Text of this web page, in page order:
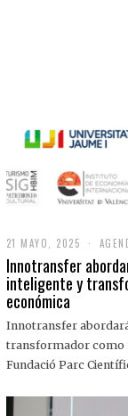
21 MAYO, 2025
M
A
Y
,
0
2
Innotransfer
inteligente y
económica
Innotransfer
transformador como
Fundació Parc